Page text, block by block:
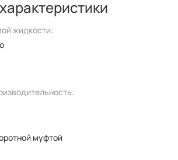
жидкости:
муфтой